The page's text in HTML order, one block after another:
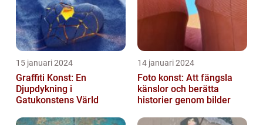
15 januari 2024
Graffiti Konst: En
Djupdykning i
Gatukonstens Värld
14 januari 2024
Foto konst: Att fängsla
känslor och berätta
historier genom bilder